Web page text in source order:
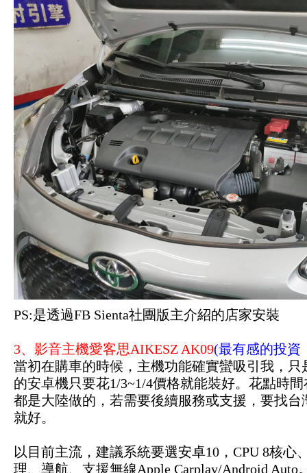
PS:是透過FB Sienta社團版主介紹的店家安裝
3、影音主機愛客思AIKESZ AK09(最有感的投
當初在購車的時候，主機功能確實蠻吸引我，
的安卓機只要花1/3~1/4價格就能裝好。花點時
都是大陸做的，若需要後續服務或支援，要找
就好。
以目前主流，建議系統要選安卓10，CPU 8核心
理、導航、支援無線Apple Carplay/Android